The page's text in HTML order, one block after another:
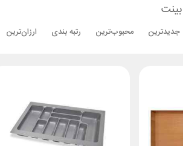
جدیدترین محبوب‌ترین رتبه بندی ارزان‌ترین